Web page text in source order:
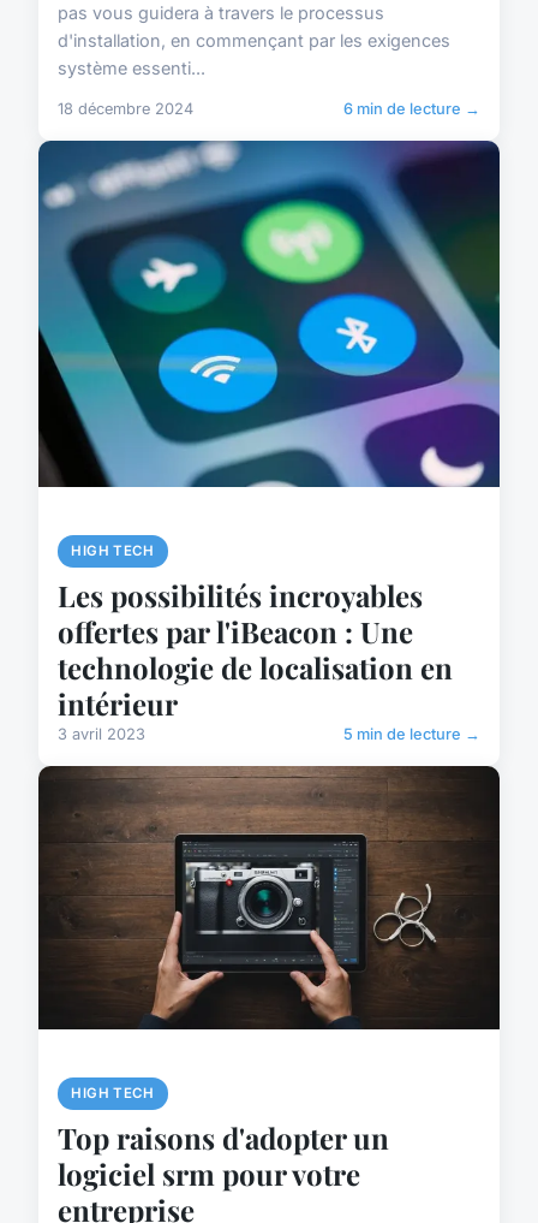
pas vous guidera à travers le processus
d'installation, en commençant par les exigences
système essenti...
18 décembre 2024 6 min de lecture →
HIGH TECH
Les possibilités incroyables
offertes par l'iBeacon : Une
technologie de localisation en
intérieur
3 avril 2023 5 min de lecture →
HIGH TECH
Top raisons d'adopter un
logiciel srm pour votre
entreprise